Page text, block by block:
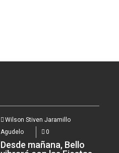
Wilson Stiven Jaramillo
Agudelo
0
Desde mañana, Bello